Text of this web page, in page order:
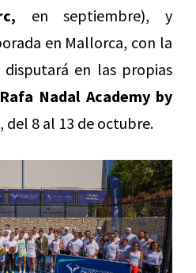
en septiembre), y
en Mallorca, con la
en las propias
Rafa Nadal Academy by
del 8 al 13 de octubre.